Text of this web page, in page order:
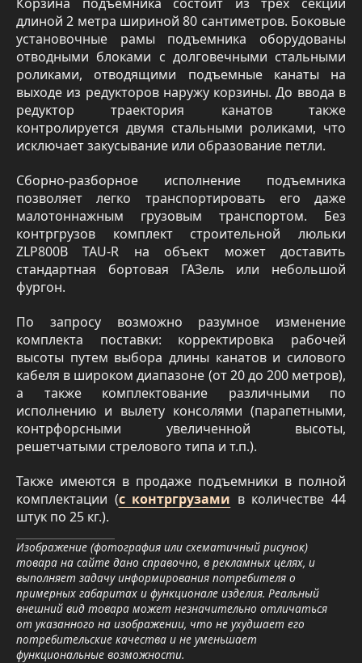
длиной 2 метра шириной 80 сантиметров. Боковые
установочные рамы подъемника оборудованы
отводными блоками с долговечными стальными
роликами, отводящими подъемные канаты на
выходе из редукторов наружу корзины. До ввода в
редуктор траектория канатов также
контролируется двумя стальными роликами, что
исключает закусывание или образование петли.
Сборно-разборное исполнение подъемника
позволяет легко транспортировать его даже
малотоннажным грузовым транспортом. Без
контргрузов комплект строительной люльки
ZLP800B TAU-R на объект может доставить
стандартная бортовая ГАЗель или небольшой
фургон.
По запросу возможно разумное изменение
комплекта поставки: корректировка рабочей
высоты путем выбора длины канатов и силового
кабеля в широком диапазоне (от 20 до 200 метров),
а также комплектование различными по
исполнению и вылету консолями (парапетными,
контрфорсными увеличенной высоты,
решетчатыми стрелового типа и т.п.).
Также имеются в продаже подъемники в полной
комплектации (с контргрузами в количестве 44
штук по 25 кг.).
Изображение (фотография или схематичный рисунок)
товара на сайте дано справочно, в рекламных целях, и
выполняет задачу информирования потребителя о
примерных габаритах и функционале изделия. Реальный
внешний вид товара может незначительно отличаться
от указанного на изображении, что не ухудшает его
потребительские качества и не уменьшает
функциональные возможности.